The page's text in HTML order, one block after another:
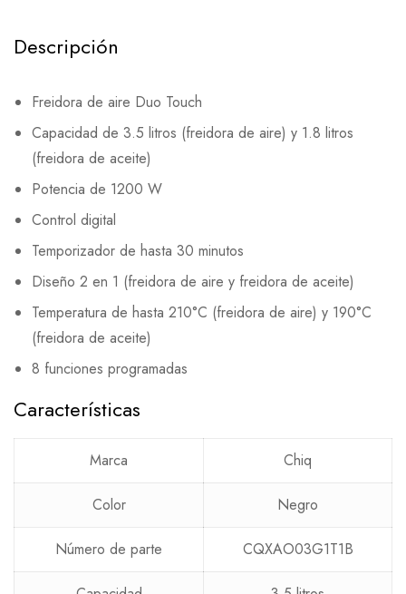
Descripción
Freidora de aire Duo Touch
Capacidad de 3.5 litros (freidora de aire) y 1.8 litros
(freidora de aceite)
Potencia de 1200 W
Control digital
Temporizador de hasta 30 minutos
Diseño 2 en 1 (freidora de aire y freidora de aceite)
Temperatura de hasta 210°C (freidora de aire) y 190°C
(freidora de aceite)
8 funciones programadas
Características
Marca Chiq
Color Negro
Número de parte CQXAO03G1T1B